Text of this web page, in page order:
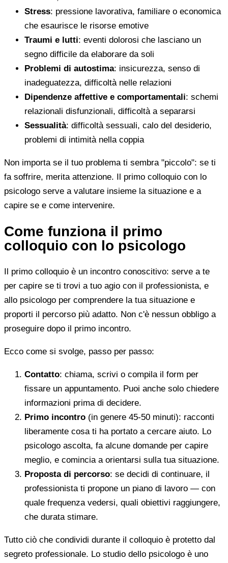
Stress: pressione lavorativa, familiare o economica
che esaurisce le risorse emotive
Traumi e lutti: eventi dolorosi che lasciano un
segno difficile da elaborare da soli
Problemi di autostima: insicurezza, senso di
inadeguatezza, difficoltà nelle relazioni
Dipendenze affettive e comportamentali: schemi
relazionali disfunzionali, difficoltà a separarsi
Sessualità: difficoltà sessuali, calo del desiderio,
problemi di intimità nella coppia
Non importa se il tuo problema ti sembra "piccolo": se ti
fa soffrire, merita attenzione. Il primo colloquio con lo
psicologo serve a valutare insieme la situazione e a
capire se e come intervenire.
Come funziona il primo
colloquio con lo psicologo
Il primo colloquio è un incontro conoscitivo: serve a te
per capire se ti trovi a tuo agio con il professionista, e
allo psicologo per comprendere la tua situazione e
proporti il percorso più adatto. Non c'è nessun obbligo a
proseguire dopo il primo incontro.
Ecco come si svolge, passo per passo:
Contatto: chiama, scrivi o compila il form per
fissare un appuntamento. Puoi anche solo chiedere
informazioni prima di decidere.
Primo incontro (in genere 45-50 minuti): racconti
liberamente cosa ti ha portato a cercare aiuto. Lo
psicologo ascolta, fa alcune domande per capire
meglio, e comincia a orientarsi sulla tua situazione.
Proposta di percorso: se decidi di continuare, il
professionista ti propone un piano di lavoro — con
quale frequenza vedersi, quali obiettivi raggiungere,
che durata stimare.
Tutto ciò che condividi durante il colloquio è protetto dal
segreto professionale. Lo studio dello psicologo è uno